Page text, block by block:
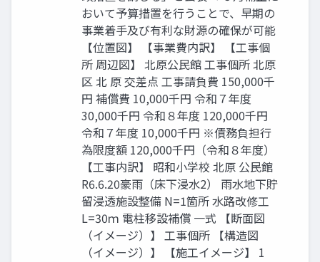
おいて予算措置を行うことで、早期の
事業着手及び有利な財源の確保が可能
【位置図】 【事業費内訳】 【工事個
所 周辺図】 北原公⺠館 工事個所 北原
区 北 原 交差点 工事請負費 150,000千
円 補償費 10,000千円 令和７年度
30,000千円 令和８年度 120,000千円
令和７年度 10,000千円 ※債務負担行
為限度額 120,000千円（令和８年度）
【工事内訳】 昭和小学校 北原 公⺠館
R6.6.20豪雨（床下浸水2） 雨水地下貯
留浸透施設整備 N=1箇所 水路改修工
L=30ｍ 電柱移設補償 一式 【断面図
（イメージ）】 工事個所 【構造図
（イメージ）】 【施工イメージ】 1